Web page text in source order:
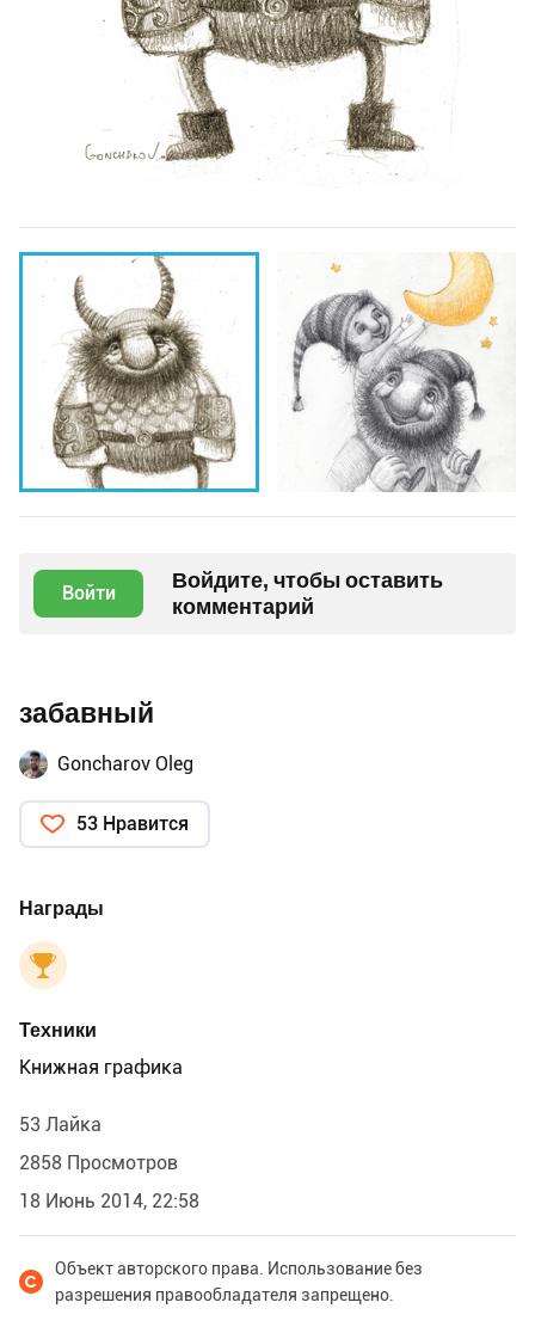
Войти
Войдите, чтобы оставить
комментарий
забавный
Goncharov Oleg
53 Нравится
Награды
Техники
Книжная графика
53 Лайка
2858 Просмотров
18 Июнь 2014, 22:58
Объект авторского права. Использование без
разрешения правообладателя запрещено.